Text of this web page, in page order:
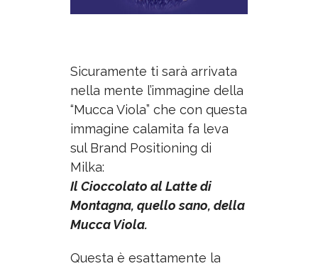
Sicuramente ti sarà arrivata
nella mente l’immagine della
“Mucca Viola” che con questa
immagine calamita fa leva
sul Brand Positioning di
Milka:
Il Cioccolato al Latte di
Montagna, quello sano, della
Mucca Viola.
Questa è esattamente la